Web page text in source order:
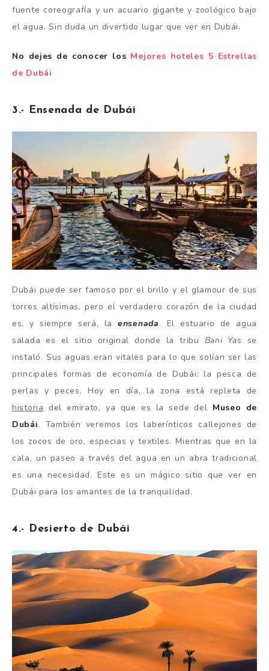
fuente coreografía y un acuario gigante y zoológico bajo
el agua. Sin duda un divertido lugar que ver en Dubái.
No dejes de conocer los Mejores hoteles 5 Estrellas
de Dubái
3.- Ensenada de Dubái
Dubái puede ser famoso por el brillo y el glamour de sus
torres altísimas, pero el verdadero corazón de la ciudad
es, y siempre será, laensenada. El estuario de agua
salada es el sitio original donde la tribu Bani Yas se
instaló. Sus aguas eran vitales para lo que solían ser las
principales formas de economía de Dubái: la pesca de
perlas y peces. Hoy en día, la zona está repleta de
historia del emirato, ya que es la sede del Museo de
Dubái. También veremos los laberínticos callejones de
los zocos de oro, especias y textiles. Mientras que en la
cala, un paseo a través del agua en un abra tradicional
es una necesidad. Este es un mágico sitio que ver en
Dubái para los amantes de la tranquilidad.
4.- Desierto de Dubái